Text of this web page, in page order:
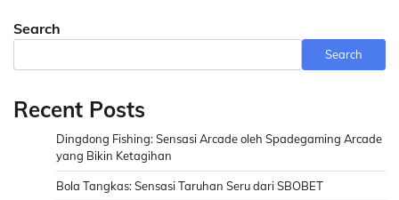
Search
Search
Recent Posts
Dingdong Fishing: Sensasi Arcade oleh Spadegaming Arcade
yang Bikin Ketagihan
Bola Tangkas: Sensasi Taruhan Seru dari SBOBET